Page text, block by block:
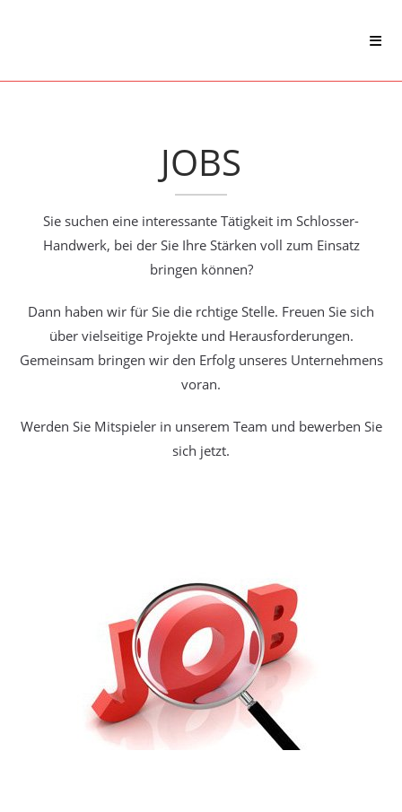
JOBS
Sie suchen eine interessante Tätigkeit im Schlosser-
Handwerk, bei der Sie Ihre Stärken voll zum Einsatz
bringen können?
Dann haben wir für Sie die rchtige Stelle. Freuen Sie sich
über vielseitige Projekte und Herausforderungen.
Gemeinsam bringen wir den Erfolg unseres Unternehmens
voran.
Werden Sie Mitspieler in unserem Team und bewerben Sie
sich jetzt.